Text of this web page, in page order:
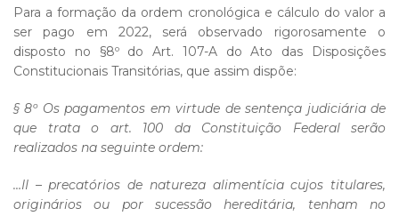
Para a formação da ordem cronológica e cálculo do valor a
ser pago em 2022, será observado rigorosamente o
disposto no §8º do Art. 107-A do Ato das Disposições
Constitucionais Transitórias, que assim dispõe:
§ 8º Os pagamentos em virtude de sentença judiciária de
que trata o art. 100 da Constituição Federal serão
realizados na seguinte ordem:
…II – precatórios de natureza alimentícia cujos titulares,
originários ou por sucessão hereditária, tenham no